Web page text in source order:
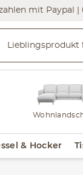
mit Paypal |
& Hocker